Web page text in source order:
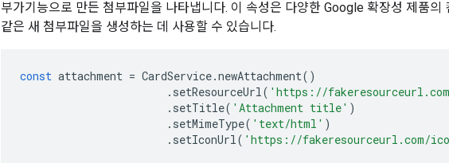
부가기능으로 만든 첨부파일을 나타냅니다. 이 속성은 다양한 Google 확장성 제품의
같은 새 첨부파일을 생성하는 데 사용할 수 있습니다.
const attachment = CardService.newAttachment()
. setResourceUrl( 'https://
. setTitle( 'Attachment title' )
. setMimeType( 'text/html' )
. setIconUrl( 'https://fakeresourceurl.com/